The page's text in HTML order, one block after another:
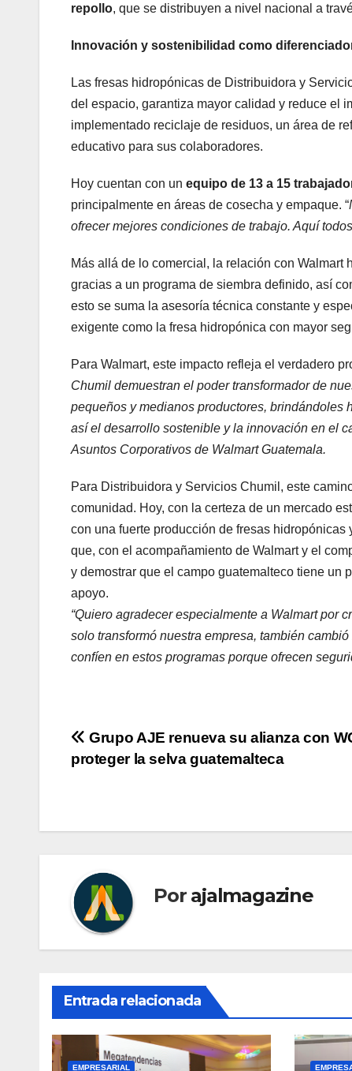
repollo, que se distribuyen a nivel nacional a
Innovación y sostenibilidad como
Las fresas hidropónicas de Distribuidora y
del espacio, garantiza mayor calidad y reduce el
implementado reciclaje de residuos, un área de
educativo para sus colaboradores.
Hoy cuentan con un equipo de 13 a 15
principalmente en áreas de cosecha y empaque. “
ofrecer mejores condiciones de trabajo. Aquí
Más allá de lo comercial, la relación con
gracias a un programa de siembra definido, así
esto se suma la asesoría técnica constante y
exigente como la fresa hidropónica con mayor
Para Walmart, este impacto refleja el verdadero
Chumil demuestran el poder transformador de
pequeños y medianos productores, brindándoles
así el desarrollo sostenible y la innovación en el
Asuntos Corporativos de Walmart Guatemala.
Para Distribuidora y Servicios Chumil, este
comunidad. Hoy, con la certeza de un mercado
con una fuerte producción de fresas
que, con el acompañamiento de Walmart y el
y demostrar que el campo guatemalteco tiene un
apoyo.
“Quiero agradecer especialmente a Walmart por
solo transformó nuestra empresa, también
confíen en estos programas porque ofrecen
Navegación
de
Grupo AJE renueva su alianza con
proteger la selva guatemalteca
Por ajalmagazine
Entrada relacionada
EMPRESARIAL